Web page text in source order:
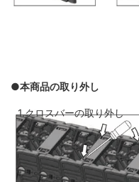
側板のリンクを斜めに前の
込み、はめ込みます
●本商品の取り外し
1.クロスバーの取り外し